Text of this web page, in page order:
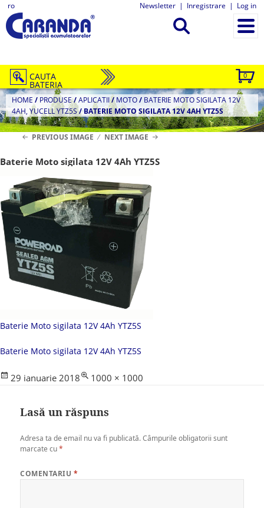
ro Newsletter | Inregistrare | Log in
0
CAUTA
BATERIA
HOME / PRODUSE/APLICATII/MOTO/ BATERIE MOTO SIGILATA 12V
4AH, YUCELL YTZ5S/BATERIE MOTO SIGILATA 12V 4AH YTZ5S
PREVIOUS IMAGE NEXT IMAGE
Baterie Moto sigilata 12V 4Ah YTZ5S
Baterie Moto sigilata 12V 4Ah YTZ5S
Baterie Moto sigilata 12V 4Ah YTZ5S
Posted
29 ianuarie 2018
Full
1000 × 1000
Lasă un răspuns
Adresa ta de email nu va fi publicată. Câmpurile obligatorii sunt
marcate cu*
COMENTARIU *